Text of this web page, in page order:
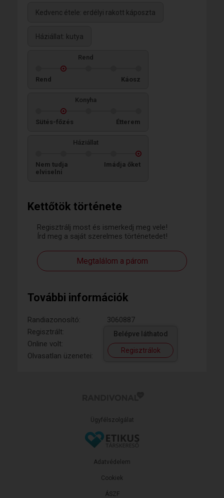
Kettőtök története
Regisztrálj most és ismerkedj meg vele!
Írd meg a saját szerelmes történetedet!
Megtalálom a párom
További információk
Randiazonosító:
3060887
Regisztrált:
Online volt:
Olvasatlan üzenetei:
Belépve láthatod
Regisztrálok
Kedvenc étele: erdélyi rakott káposzta
Háziállat: kutya
Rend
Rend Káosz
Konyha
Sütés-főzés Étterem
Háziállat
Nem tudja
elviselni
Imádja őket
Ügyfélszolgálat
ÁSZF
Adatvédelem
Cookiek